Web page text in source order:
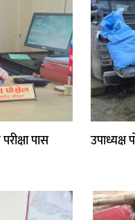
पास